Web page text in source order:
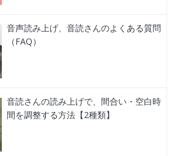
音声読み上げ、音読さんのよくある質問
（FAQ）
音読さんの読み上げで、間合い・空白時
間を調整する方法【2種類】